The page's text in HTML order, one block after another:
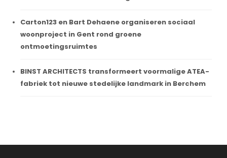
Carton123 en Bart Dehaene organiseren sociaal
woonproject in Gent rond groene
ontmoetingsruimtes
BINST ARCHITECTS transformeert voormalige ATEA-
fabriek tot nieuwe stedelijke landmark in Berchem